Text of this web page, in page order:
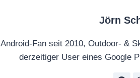
Jörn
Android-Fan seit 2010, Outdoor- &
derzeitiger User eines Google